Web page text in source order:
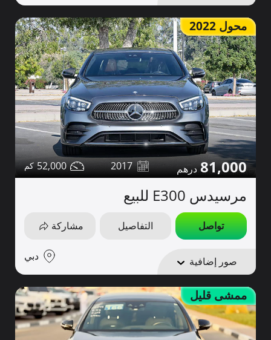
محول 2022
81,000
2017
52,000
مرسيدس E300 للبيع
تواصل التفاصيل مشاركة
صور إضافية دبي
ممشى قليل